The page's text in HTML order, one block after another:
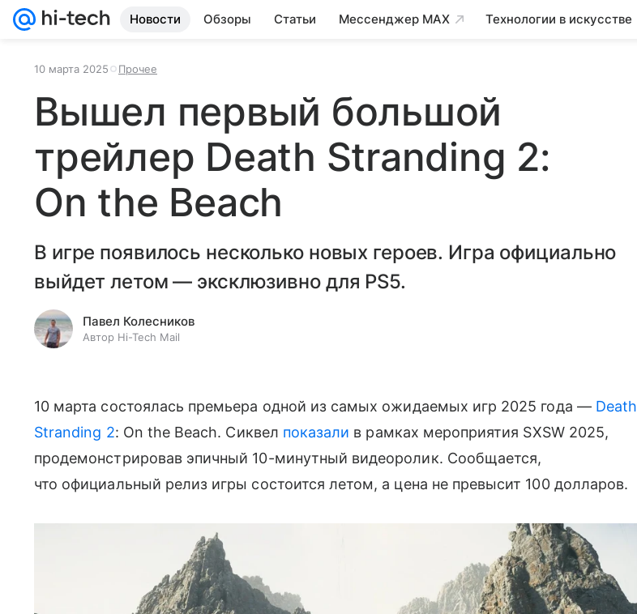
Новости Обзоры Статьи Мессенджер MAX Технологии в искусстве
10 марта 2025 Прочее
Вышел первый большой
трейлер Death Stranding 2:
On the Beach
В игре появилось несколько новых героев. Игра официально
выйдет летом — эксклюзивно для PS5.
Павел Колесников
Автор Hi-Tech Mail
10 марта состоялась премьера одной из самых ожидаемых игр 2025 года — Death
Stranding 2: On the Beach. Сиквел показали в рамках мероприятия SXSW 2025,
продемонстрировав эпичный 10-минутный видеоролик. Сообщается,
что официальный релиз игры состоится летом, а цена не превысит 100 долларов.